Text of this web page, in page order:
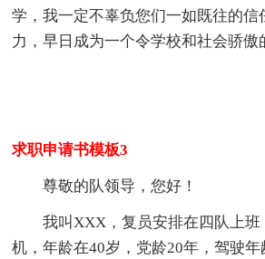
学，我一定不辜负您们一如既往的信
力，早日成为一个令学校和社会骄傲
求职申请书模板3
尊敬的队领导，您好！
我叫XXX，复员安排在四队上班
机，年龄在40岁，党龄20年，驾驶